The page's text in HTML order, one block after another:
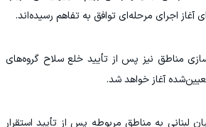
آغاز اجرای مرحله‌ای توافق به تفاهم رسیده‌اند.
مناطق نیز پس از تأیید خلع سلاح گروه‌های
آغاز خواهد شد.
لبنانی به مناطق مربوطه پس از تأیید استقرار